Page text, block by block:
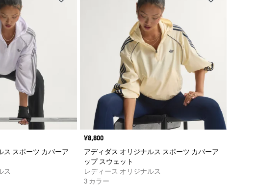
ス スポーツ カバーア
ス
価格
¥8,800
アディダス オリジナルス スポーツ カバーア
ップ スウェット
レディース オリジナルス
3 カラー